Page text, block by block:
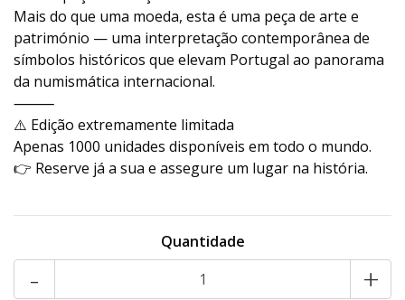
Mais do que uma moeda, esta é uma peça de arte e
património — uma interpretação contemporânea de
símbolos históricos que elevam Portugal ao panorama
da numismática internacional.
⸻
⚠️ Edição extremamente limitada
Apenas 1000 unidades disponíveis em todo o mundo.
👉 Reserve já a sua e assegure um lugar na história.
Quantidade
- +